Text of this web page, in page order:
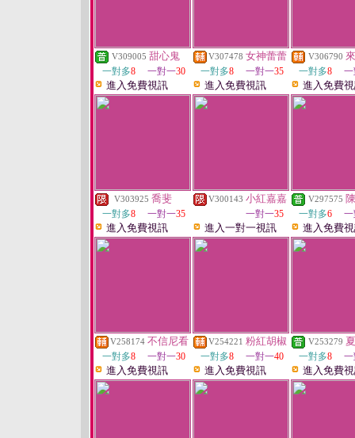
V309005 甜心鬼
一對多8 一對一30
進入免費視訊
V307478 女神蕾蕾
一對多8 一對一35
進入免費視訊
V306790
一對多8
進入免費
V303925 喬斐
一對多8 一對一35
進入免費視訊
V300143 小紅嘉嘉
一對一35
進入一對一視訊
V297575
一對多6
進入免費
V258174 不信尼看
一對多8 一對一30
進入免費視訊
V254221 粉紅胡椒
一對多8 一對一40
進入免費視訊
V253279
一對多8
進入免費